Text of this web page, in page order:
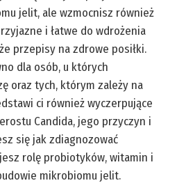
jelit, ale wzmocnisz również
i łatwe do wdrożenia
przepisy na zdrowe posiłki.
dla osób, u których
oraz tych, którym zależy na
ci również wyczerpujące
Candida, jego przyczyn i
się jak zdiagnozować
rolę probiotyków, witamin i
mikrobiomu jelit.